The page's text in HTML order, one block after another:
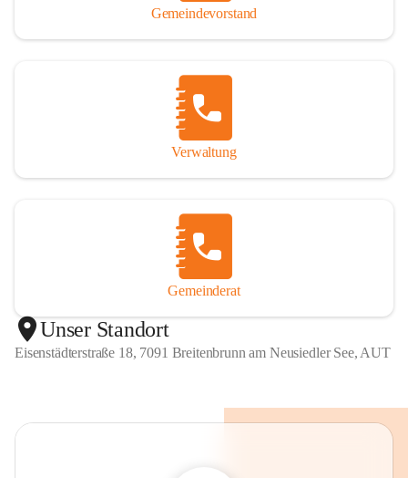
Gemeindevorstand
Verwaltung
Gemeinderat
Unser Standort
Eisenstädterstraße 18, 7091 Breitenbrunn am Neusiedler See, AUT